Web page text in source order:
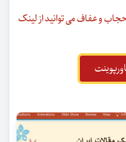
حجاب و عفاف می توانید از لینک